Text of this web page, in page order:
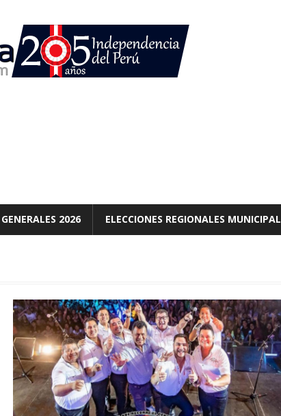
2026 ELECCIONES REGIONALES